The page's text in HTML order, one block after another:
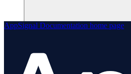
Visão geral
AppSignal Documentation home page